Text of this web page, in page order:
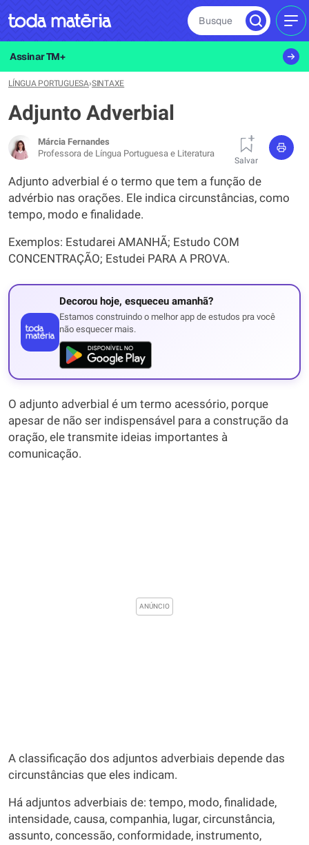
Busque
Assinar TM+
LÍNGUA PORTUGUESA›SINTAXE
Adjunto Adverbial
Márcia Fernandes
Professora de Língua Portuguesa e Literatura
Salvar
Adjunto adverbial é o termo que tem a função de
advérbio nas orações. Ele indica circunstâncias, como
tempo, modo e finalidade.
Exemplos: Estudarei AMANHÃ; Estudo COM
CONCENTRAÇÃO; Estudei PARA A PROVA.
Decorou hoje, esqueceu amanhã?
Estamos construindo o melhor app de estudos pra você
não esquecer mais.
O adjunto adverbial é um termo acessório, porque
apesar de não ser indispensável para a construção da
oração, ele transmite ideias importantes à
comunicação.
A classificação dos adjuntos adverbiais depende das
circunstâncias que eles indicam.
Há adjuntos adverbiais de: tempo, modo, finalidade,
intensidade, causa, companhia, lugar, circunstância,
assunto, concessão, conformidade, instrumento,